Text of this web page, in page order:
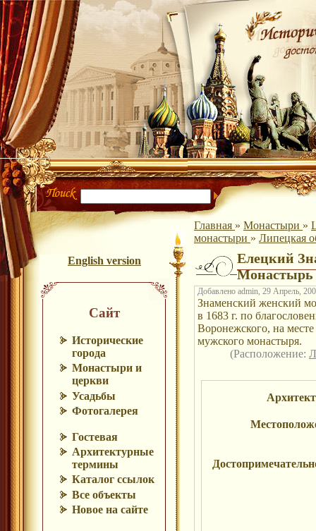
English version
Сайт
Исторические
города
Монастыри и
церкви
Усадьбы
Фотогалерея
Гостевая
Архитектурные
термины
Каталог ссылок
Все объекты
Новое на сайте
Главная » Монастыри »
монастыри » Липецкая
Елецкий
Монастырь
Добавлено admin, 29 Апрель,
Знаменский женский
в 1683 г. по
Воронежского, на
мужского монастыря.
(Расположение: